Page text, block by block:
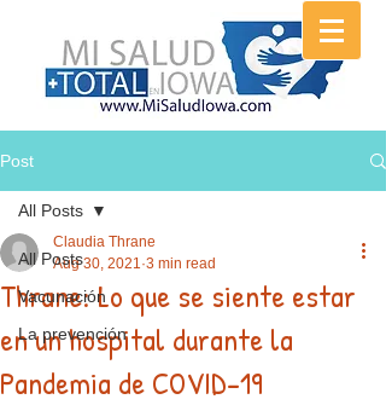
Post
All Posts
Vacunación
La prevención
All Posts
Thrane: Lo que se siente estar
en un hospital durante la
Pandemia de COVID-19
Claudia Thrane
Aug 30, 2021 3 min read